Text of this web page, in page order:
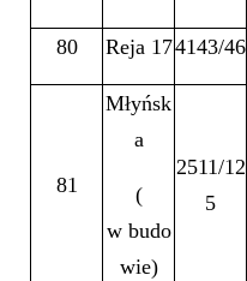
80 Reja 174143/46
81
Młyńsk
a
(
w budo
wie)
2511/12
5